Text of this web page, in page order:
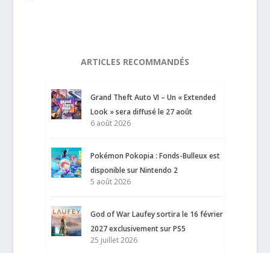
ARTICLES RECOMMANDÉS
Grand Theft Auto VI – Un « Extended
Look » sera diffusé le 27 août
6 août 2026
Pokémon Pokopia : Fonds-Bulleux est
disponible sur Nintendo 2
5 août 2026
God of War Laufey sortira le 16 février
2027 exclusivement sur PS5
25 juillet 2026